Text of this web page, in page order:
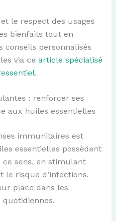
le respect des usages
bienfaits tout en
conseils personnalisés
via ce article spécialisé
.
: renforcer ses
aux huiles essentielles
immunitaires est
essentielles possèdent
sens, en stimulant
le risque d’infections.
place dans les
quotidiennes.